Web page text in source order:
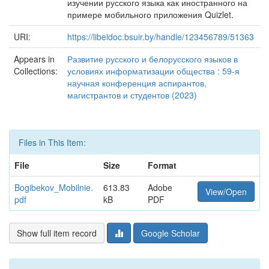
изучении русского языка как иностранного на
примере мобильного приложения Quizlet.
URI:
https://libeldoc.bsuir.by/handle/123456789/51363
Appears in
Collections:
Развитие русского и белорусского языков в
условиях информатизации общества : 59-я
научная конференция аспирантов,
магистрантов и студентов (2023)
Files in This Item:
File
Size
Format
Bogibekov_Mobilnie.
pdf
613.83
kB
Adobe
PDF
View/Open
Show full item record Google Scholar